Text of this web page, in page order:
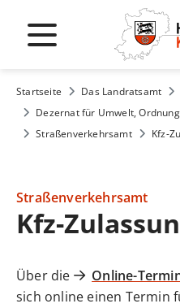
Startseite Das Landratsamt
Dezernat für Umwelt,
Straßenverkehrsamt
Kfz-
Straßenverkehrsamt
Kfz-
Über die Online-
sich online einen Termin